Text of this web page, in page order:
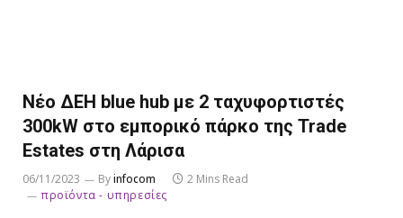
Νέο ΔΕΗ blue hub με 2 ταχυφορτιστές
300kW στο εμπορικό πάρκο της Trade
Estates στη Λάρισα
06/11/2023 Byinfocom
2 Mins Read
προϊόντα - υπηρεσίες